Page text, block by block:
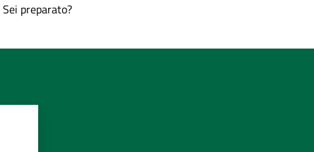
Sei preparato?